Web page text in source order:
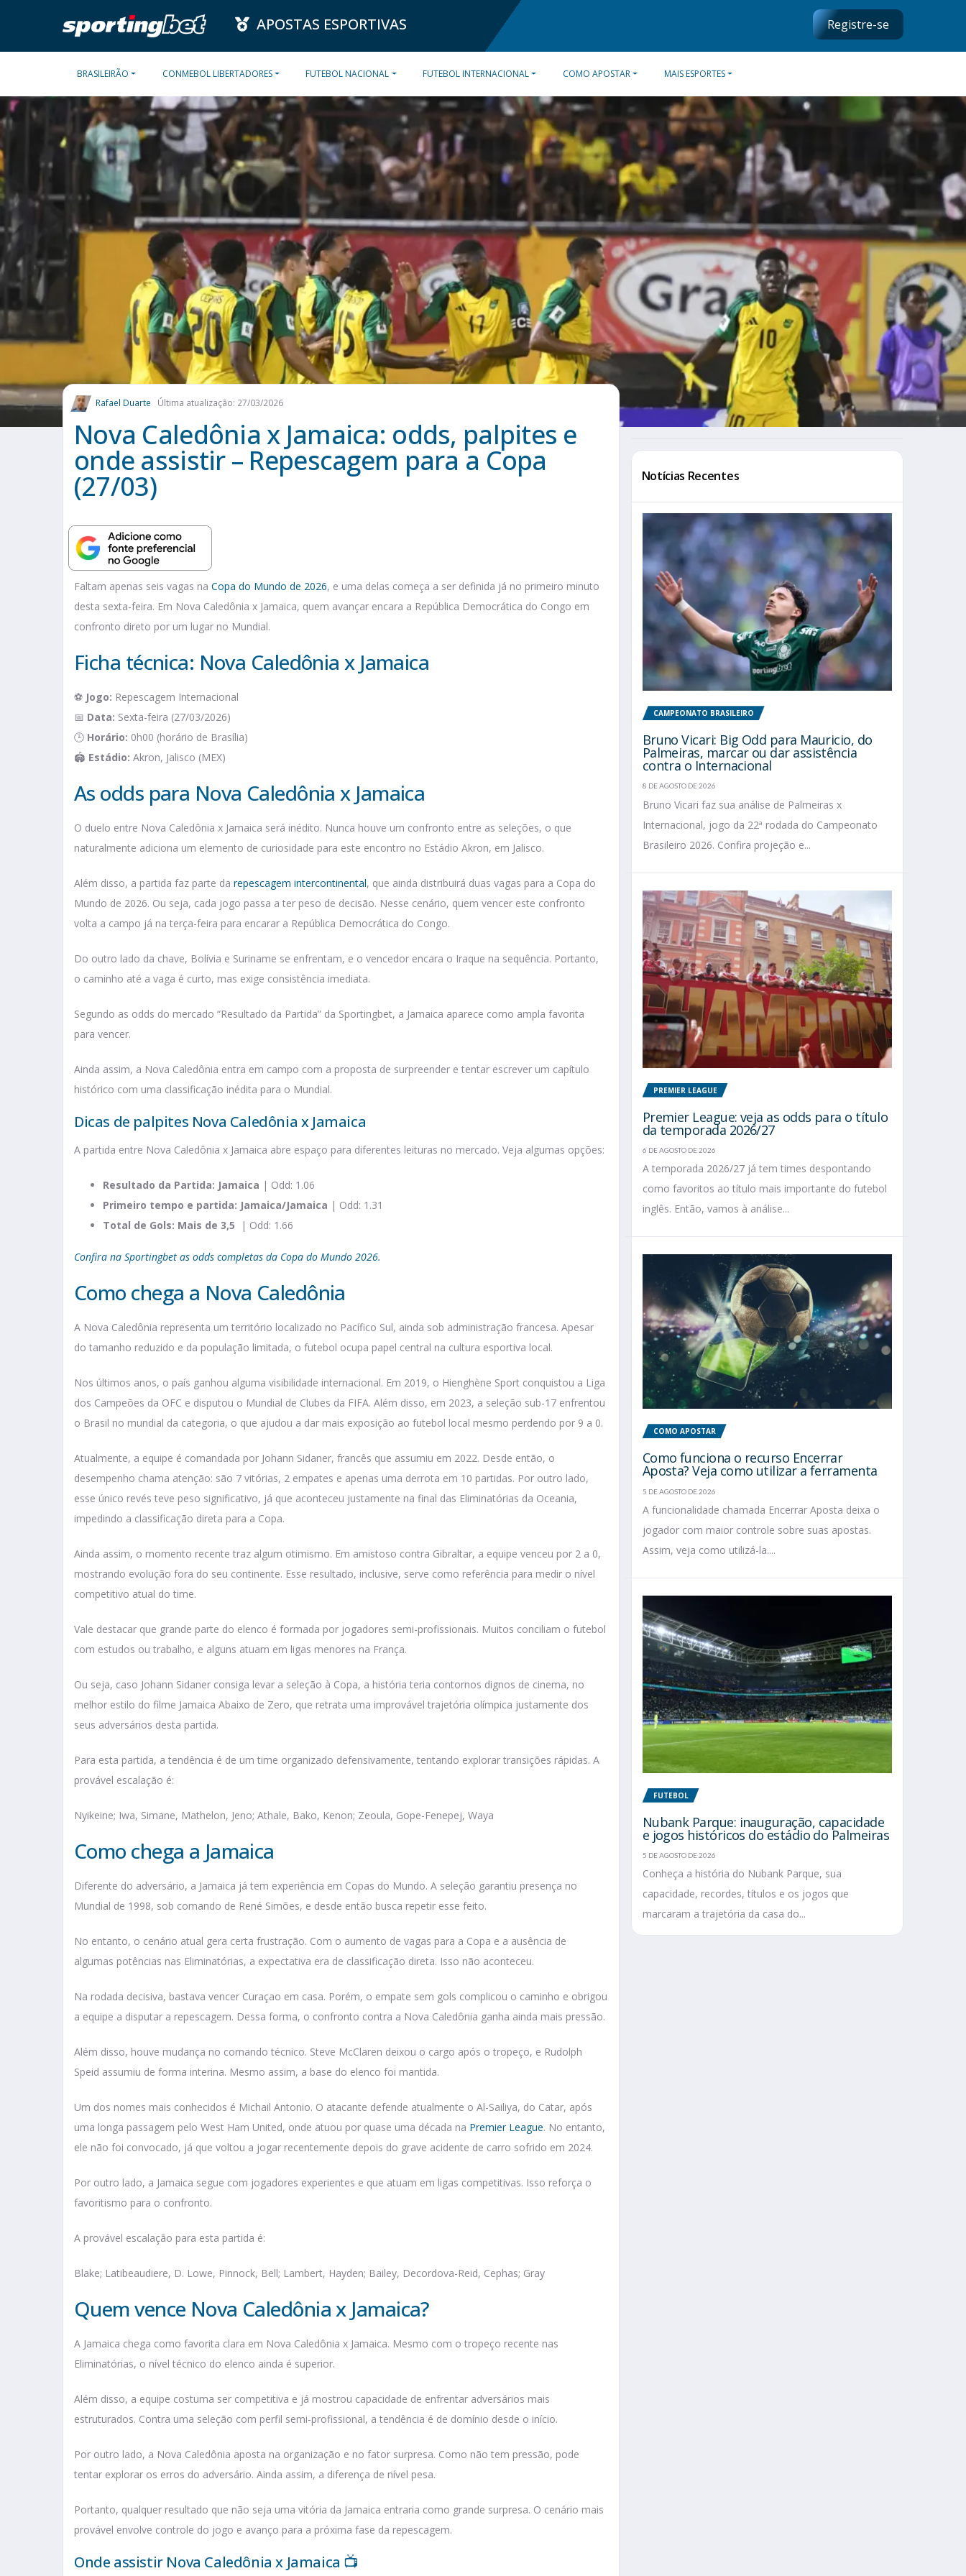
APOSTAS ESPORTIVAS Registre-se
BRASILEIRÃO CONMEBOL LIBERTADORES FUTEBOL NACIONAL FUTEBOL INTERNACIONAL COMO APOSTAR MAIS ESPORTES
Rafael Duarte Última atualização: 27/03/2026
Nova Caledônia x Jamaica: odds, palpites e
onde assistir – Repescagem para a Copa
(27/03)
Faltam apenas seis vagas na Copa do Mundo de 2026, e uma delas começa a ser definida já no primeiro minuto
desta sexta-feira. Em Nova Caledônia x Jamaica, quem avançar encara a República Democrática do Congo em
confronto direto por um lugar no Mundial.
Ficha técnica: Nova Caledônia x Jamaica
⚽ Jogo: Repescagem Internacional
📅 Data: Sexta-feira (27/03/2026)
🕒 Horário: 0h00 (horário de Brasília)
🏟️ Estádio: Akron, Jalisco (MEX)
As odds para Nova Caledônia x Jamaica
O duelo entre Nova Caledônia x Jamaica será inédito. Nunca houve um confronto entre as seleções, o que
naturalmente adiciona um elemento de curiosidade para este encontro no Estádio Akron, em Jalisco.
Além disso, a partida faz parte da repescagem intercontinental, que ainda distribuirá duas vagas para a Copa do
Mundo de 2026. Ou seja, cada jogo passa a ter peso de decisão. Nesse cenário, quem vencer este confronto
volta a campo já na terça-feira para encarar a República Democrática do Congo.
Do outro lado da chave, Bolívia e Suriname se enfrentam, e o vencedor encara o Iraque na sequência. Portanto,
o caminho até a vaga é curto, mas exige consistência imediata.
Segundo as odds do mercado “Resultado da Partida” da Sportingbet, a Jamaica aparece como ampla favorita
para vencer.
Ainda assim, a Nova Caledônia entra em campo com a proposta de surpreender e tentar escrever um capítulo
histórico com uma classificação inédita para o Mundial.
Dicas de palpites Nova Caledônia x Jamaica
A partida entre Nova Caledônia x Jamaica abre espaço para diferentes leituras no mercado. Veja algumas opções:
Resultado da Partida: Jamaica | Odd: 1.06
Primeiro tempo e partida: Jamaica/Jamaica | Odd: 1.31
Total de Gols: Mais de 3,5 | Odd: 1.66
Confira na Sportingbet as odds completas da Copa do Mundo 2026.
Como chega a Nova Caledônia
A Nova Caledônia representa um território localizado no Pacífico Sul, ainda sob administração francesa. Apesar
do tamanho reduzido e da população limitada, o futebol ocupa papel central na cultura esportiva local.
Nos últimos anos, o país ganhou alguma visibilidade internacional. Em 2019, o Hienghène Sport conquistou a Liga
dos Campeões da OFC e disputou o Mundial de Clubes da FIFA. Além disso, em 2023, a seleção sub-17 enfrentou
o Brasil no mundial da categoria, o que ajudou a dar mais exposição ao futebol local mesmo perdendo por 9 a 0.
Atualmente, a equipe é comandada por Johann Sidaner, francês que assumiu em 2022. Desde então, o
desempenho chama atenção: são 7 vitórias, 2 empates e apenas uma derrota em 10 partidas. Por outro lado,
esse único revés teve peso significativo, já que aconteceu justamente na final das Eliminatórias da Oceania,
impedindo a classificação direta para a Copa.
Ainda assim, o momento recente traz algum otimismo. Em amistoso contra Gibraltar, a equipe venceu por 2 a 0,
mostrando evolução fora do seu continente. Esse resultado, inclusive, serve como referência para medir o nível
competitivo atual do time.
Vale destacar que grande parte do elenco é formada por jogadores semi-profissionais. Muitos conciliam o futebol
com estudos ou trabalho, e alguns atuam em ligas menores na França.
Ou seja, caso Johann Sidaner consiga levar a seleção à Copa, a história teria contornos dignos de cinema, no
melhor estilo do filme Jamaica Abaixo de Zero, que retrata uma improvável trajetória olímpica justamente dos
seus adversários desta partida.
Para esta partida, a tendência é de um time organizado defensivamente, tentando explorar transições rápidas. A
provável escalação é:
Nyikeine; Iwa, Simane, Mathelon, Jeno; Athale, Bako, Kenon; Zeoula, Gope-Fenepej, Waya
Como chega a Jamaica
Diferente do adversário, a Jamaica já tem experiência em Copas do Mundo. A seleção garantiu presença no
Mundial de 1998, sob comando de René Simões, e desde então busca repetir esse feito.
No entanto, o cenário atual gera certa frustração. Com o aumento de vagas para a Copa e a ausência de
algumas potências nas Eliminatórias, a expectativa era de classificação direta. Isso não aconteceu.
Na rodada decisiva, bastava vencer Curaçao em casa. Porém, o empate sem gols complicou o caminho e obrigou
a equipe a disputar a repescagem. Dessa forma, o confronto contra a Nova Caledônia ganha ainda mais pressão.
Além disso, houve mudança no comando técnico. Steve McClaren deixou o cargo após o tropeço, e Rudolph
Speid assumiu de forma interina. Mesmo assim, a base do elenco foi mantida.
Um dos nomes mais conhecidos é Michail Antonio. O atacante defende atualmente o Al-Sailiya, do Catar, após
uma longa passagem pelo West Ham United, onde atuou por quase uma década na Premier League. No entanto,
ele não foi convocado, já que voltou a jogar recentemente depois do grave acidente de carro sofrido em 2024.
Por outro lado, a Jamaica segue com jogadores experientes e que atuam em ligas competitivas. Isso reforça o
favoritismo para o confronto.
A provável escalação para esta partida é:
Blake; Latibeaudiere, D. Lowe, Pinnock, Bell; Lambert, Hayden; Bailey, Decordova-Reid, Cephas; Gray
Quem vence Nova Caledônia x Jamaica?
A Jamaica chega como favorita clara em Nova Caledônia x Jamaica. Mesmo com o tropeço recente nas
Eliminatórias, o nível técnico do elenco ainda é superior.
Além disso, a equipe costuma ser competitiva e já mostrou capacidade de enfrentar adversários mais
estruturados. Contra uma seleção com perfil semi-profissional, a tendência é de domínio desde o início.
Por outro lado, a Nova Caledônia aposta na organização e no fator surpresa. Como não tem pressão, pode
tentar explorar os erros do adversário. Ainda assim, a diferença de nível pesa.
Portanto, qualquer resultado que não seja uma vitória da Jamaica entraria como grande surpresa. O cenário mais
provável envolve controle do jogo e avanço para a próxima fase da repescagem.
Onde assistir Nova Caledônia x Jamaica 📺
Notícias Recentes
CAMPEONATO BRASILEIRO
Bruno Vicari: Big Odd para Mauricio, do
Palmeiras, marcar ou dar assistência
contra o Internacional
8 DE AGOSTO DE 2026
Bruno Vicari faz sua análise de Palmeiras x
Internacional, jogo da 22ª rodada do Campeonato
Brasileiro 2026. Confira projeção e...
PREMIER LEAGUE
Premier League: veja as odds para o título
da temporada 2026/27
6 DE AGOSTO DE 2026
A temporada 2026/27 já tem times despontando
como favoritos ao título mais importante do futebol
inglês. Então, vamos à análise...
COMO APOSTAR
Como funciona o recurso Encerrar
Aposta? Veja como utilizar a ferramenta
5 DE AGOSTO DE 2026
A funcionalidade chamada Encerrar Aposta deixa o
jogador com maior controle sobre suas apostas.
Assim, veja como utilizá-la....
FUTEBOL
Nubank Parque: inauguração, capacidade
e jogos históricos do estádio do Palmeiras
5 DE AGOSTO DE 2026
Conheça a história do Nubank Parque, sua
capacidade, recordes, títulos e os jogos que
marcaram a trajetória da casa do...